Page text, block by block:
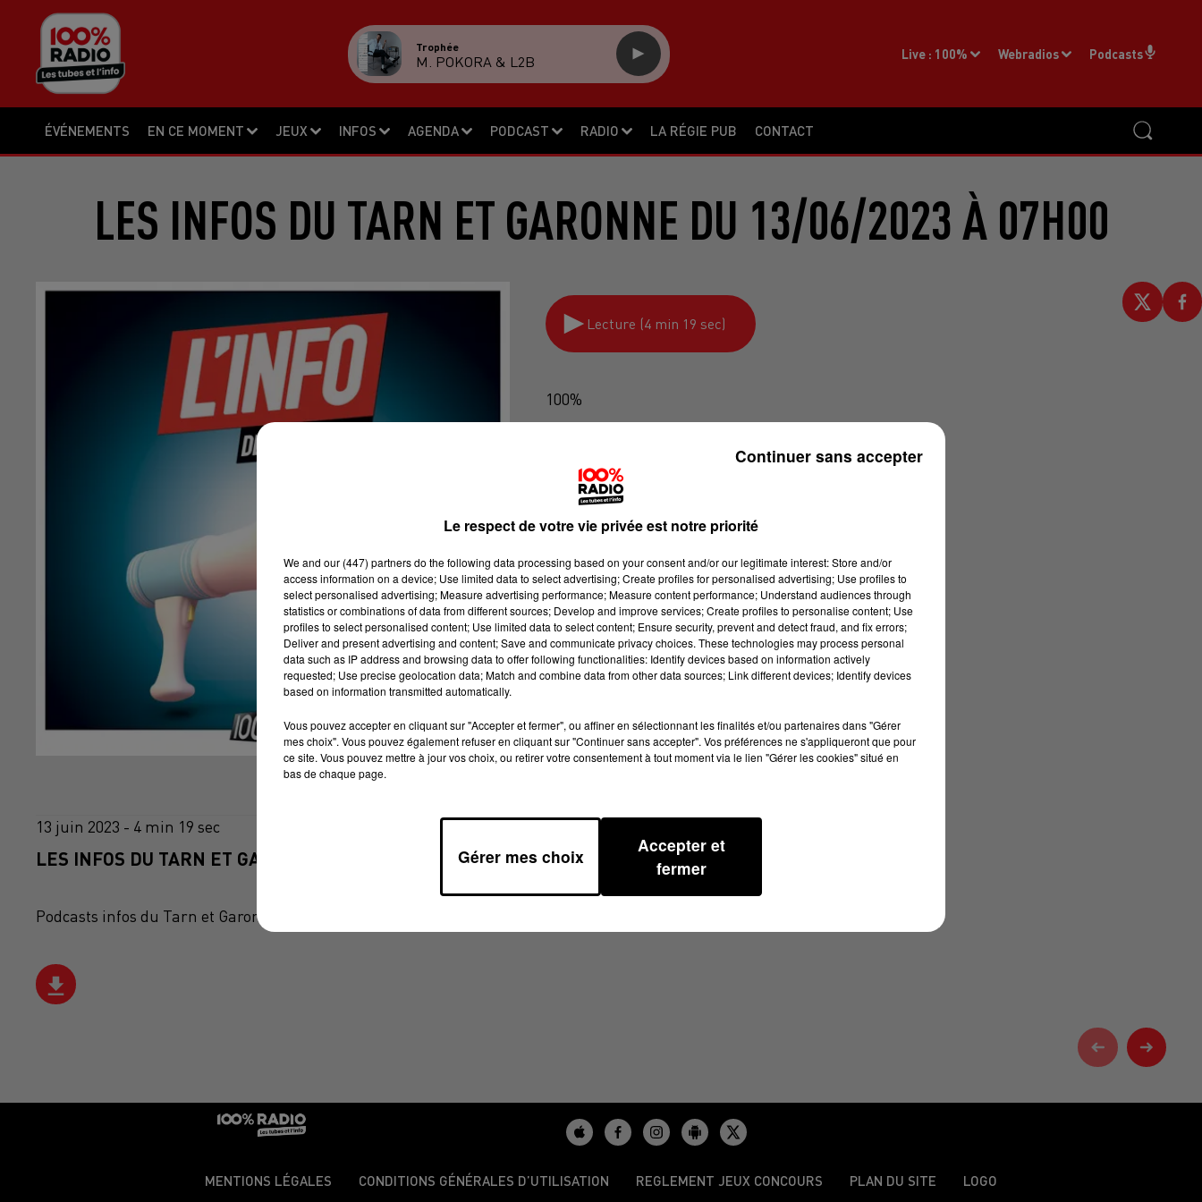
ÉVÉNEMENTS EN CE MOMENT JEUX INFOS AGENDA PODCAST RADIO LA RÉGIE PUB CONTACT
Live : 100% Webradios Podcasts
Trophée
M. POKORA & L2B
LES INFOS DU TARN ET GARONNE DU 13/06/2023 À 07H00
Lecture (4 min 19 sec)
100%
13 juin 2023 - 4 min 19 sec
LES INFOS DU TARN ET GARONNE DU 13/06/2023 À 07H00
Podcasts infos du Tarn et Garonne
MENTIONS LÉGALES CONDITIONS GÉNÉRALES D’UTILISATION REGLEMENT JEUX CONCOURS PLAN DU SITE LOGO
Le respect de votre vie privée est notre priorité
We and our (447) partnersdo the following data processing based on your consent and/or our legitimate interest: Store and/or
access information on a device; Use limited data to select advertising; Create profiles for personalised advertising; Use profiles to
select personalised advertising; Measure advertising performance; Measure content performance; Understand audiences through
statistics or combinations of data from different sources; Develop and improve services; Create profiles to personalise content; Use
profiles to select personalised content; Use limited data to select content; Ensure security, prevent and detect fraud, and fix errors;
Deliver and present advertising and content; Save and communicate privacy choices. These technologies may process personal
data such as IP address and browsing data to offer following functionalities: Identify devices based on information actively
requested; Use precise geolocation data; Match and combine data from other data sources; Link different devices; Identify devices
based on information transmitted automatically.
Vous pouvez accepter en cliquant sur "Accepter et fermer", ou affiner en sélectionnant les finalités et/ou partenaires dans "Gérer
mes choix". Vous pouvez également refuser en cliquant sur "Continuer sans accepter". Vos préférences ne s'appliqueront que pour
ce site. Vous pouvez mettre à jour vos choix, ou retirer votre consentement à tout moment via le lien "Gérer les cookies" situé en
bas de chaque page.
Gérer mes choix
Accepter et
fermer
Continuer sans accepter